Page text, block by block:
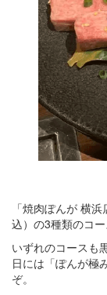
「焼肉ぽんが 横
込）の3種類のコー
いずれのコースも
日には「ぽんが極
ぞ。